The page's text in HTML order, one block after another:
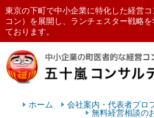
東京の下町で中小企業に特化した経営
コン）を展開し、ランチェスター戦略
ております。
ランチェスターの
ホーム 会社案内・代表者プロ
無料経営相談の